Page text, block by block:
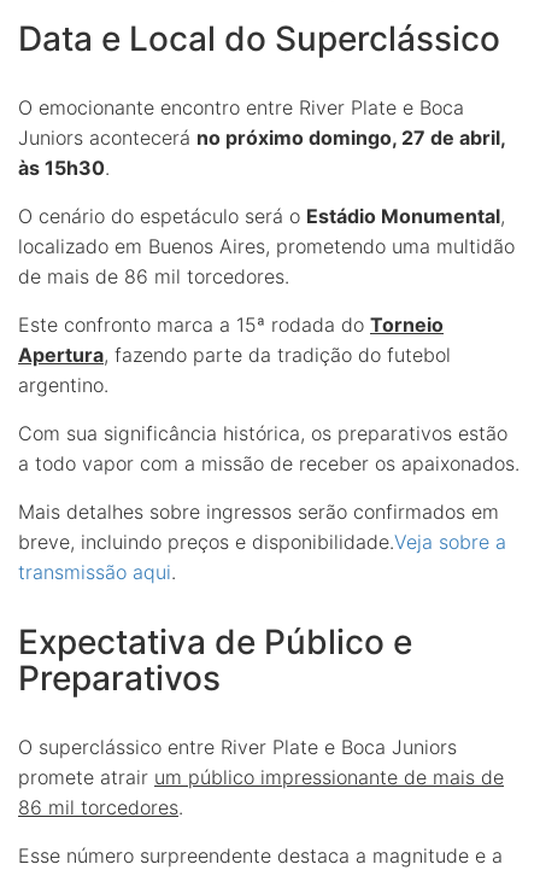
Data e Local do Superclássico
O emocionante encontro entre River Plate e Boca
Juniors acontecerá no próximo domingo, 27 de abril,
às 15h30.
O cenário do espetáculo será o Estádio Monumental,
localizado em Buenos Aires, prometendo uma multidão
de mais de 86 mil torcedores.
Este confronto marca a 15ª rodada do Torneio
Apertura, fazendo parte da tradição do futebol
argentino.
Com sua significância histórica, os preparativos estão
a todo vapor com a missão de receber os apaixonados.
Mais detalhes sobre ingressos serão confirmados em
breve, incluindo preços e disponibilidade.Veja sobre a
transmissão aqui.
Expectativa de Público e
Preparativos
O superclássico entre River Plate e Boca Juniors
promete atrair um público impressionante de mais de
86 mil torcedores.
Esse número surpreendente destaca a magnitude e a